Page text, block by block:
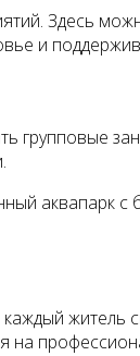
Здесь
и
аквапарк
на